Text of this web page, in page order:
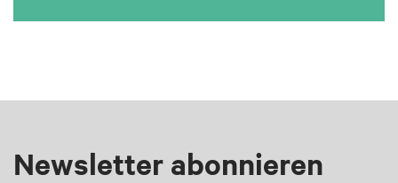
Newsletter abonnieren